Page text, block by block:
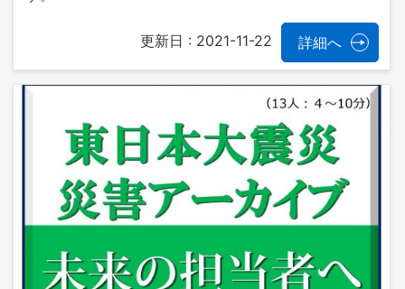
更新日 : 2021-11-22 詳細へ